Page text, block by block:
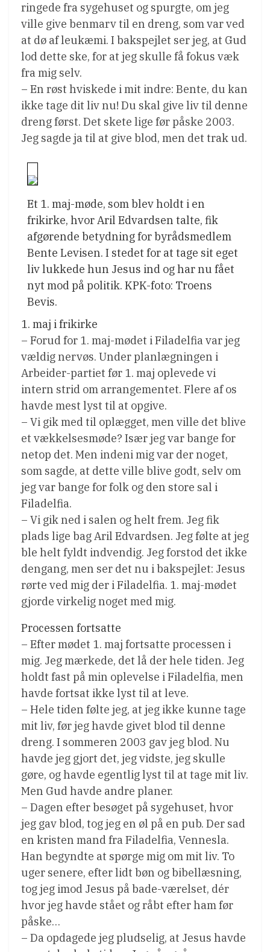
ringede fra sygehuset og spurgte, om jeg
ville give benmarv til en dreng, som var ved
at dø af leukæmi. I bakspejlet ser jeg, at Gud
lod dette ske, for at jeg skulle få fokus væk
fra mig selv.
– En røst hviskede i mit indre: Bente, du kan
ikke tage dit liv nu! Du skal give liv til denne
dreng først. Det skete lige før påske 2003.
Jeg sagde ja til at give blod, men det trak ud.
Et 1. maj-møde, som blev holdt i en
frikirke, hvor Aril Edvardsen talte, fik
afgørende betydning for byrådsmedlem
Bente Levisen. I stedet for at tage sit eget
liv lukkede hun Jesus ind og har nu fået
nyt mod på politik. KPK-foto: Troens
Bevis.
1. maj i frikirke
– Forud for 1. maj-mødet i Filadelfia var jeg
vældig nervøs. Under planlægningen i
Arbeider-partiet før 1. maj oplevede vi
intern strid om arrangementet. Flere af os
havde mest lyst til at opgive.
– Vi gik med til oplægget, men ville det blive
et vækkelsesmøde? Især jeg var bange for
netop det. Men indeni mig var der noget,
som sagde, at dette ville blive godt, selv om
jeg var bange for folk og den store sal i
Filadelfia.
– Vi gik ned i salen og helt frem. Jeg fik
plads lige bag Aril Edvardsen. Jeg følte at jeg
ble helt fyldt indvendig. Jeg forstod det ikke
dengang, men ser det nu i bakspejlet: Jesus
rørte ved mig der i Filadelfia. 1. maj-mødet
gjorde virkelig noget med mig.
Processen fortsatte
– Efter mødet 1. maj fortsatte processen i
mig. Jeg mærkede, det lå der hele tiden. Jeg
holdt fast på min oplevelse i Filadelfia, men
havde fortsat ikke lyst til at leve.
– Hele tiden følte jeg, at jeg ikke kunne tage
mit liv, før jeg havde givet blod til denne
dreng. I sommeren 2003 gav jeg blod. Nu
havde jeg gjort det, jeg vidste, jeg skulle
gøre, og havde egentlig lyst til at tage mit liv.
Men Gud havde andre planer.
– Dagen efter besøget på sygehuset, hvor
jeg gav blod, tog jeg en øl på en pub. Der sad
en kristen mand fra Filadelfia, Vennesla.
Han begyndte at spørge mig om mit liv. To
uger senere, efter lidt bøn og bibellæsning,
tog jeg imod Jesus på bade-værelset, dér
hvor jeg havde stået og råbt efter ham før
påske…
– Da opdagede jeg pludselig, at Jesus havde